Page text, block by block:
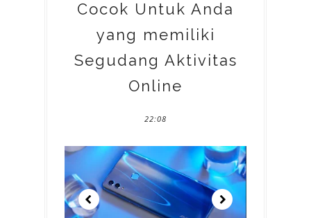
Cocok Untuk Anda
yang memiliki
Segudang Aktivitas
Online
22:08